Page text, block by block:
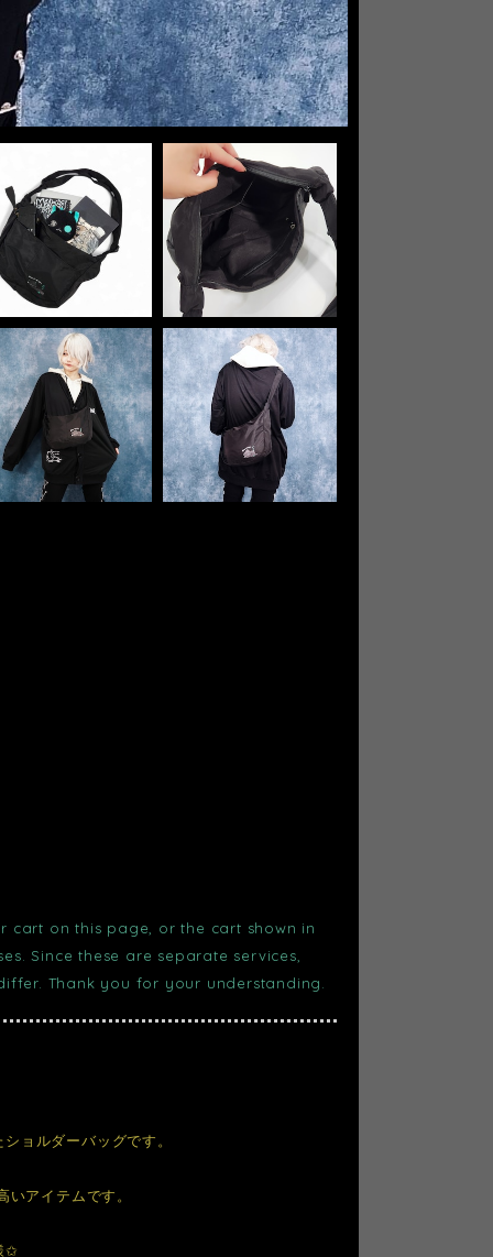
cart on this page, or the cart shown in
Since these are separate services,
Thank you for your understanding.
ョルダーバッグです。
アイテムです。
✩